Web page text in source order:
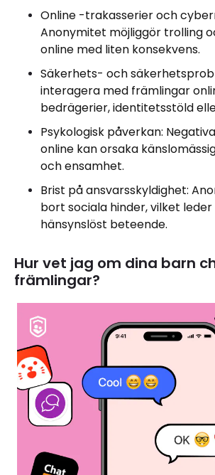
Online -trakasserier och
Anonymitet möjliggör trolling
online med liten konsekvens.
Säkerhets- och
interagera med främlingar
bedrägerier, identitetsstöld
Psykologisk påverkan:
online kan orsaka
och ensamhet.
Brist på ansvarsskyldighet:
bort sociala hinder, vilket
hänsynslöst beteende.
Hur vet jag om dina barn
främlingar?